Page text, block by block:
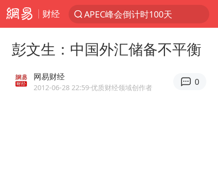
财经
APEC峰会倒计时100天
众星发文悼念秦焰
“还不如不放假”
彭文生：中国外汇储备不平衡
网易财经
2012-06-28 22:59·优质财经领域创作者
0